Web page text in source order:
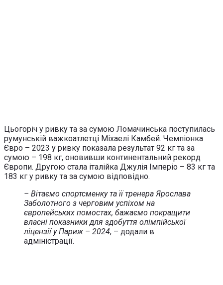
Цьогоріч у ривку та за сумою Ломачинська поступилась
румунській важкоатлетці Міхаелі Камбей. Чемпіонка
Євро – 2023 у ривку показала результат 92 кг та за
сумою – 198 кг, оновивши континентальний рекорд
Європи. Другою стала італійка Джулія Імперіо – 83 кг та
183 кг у ривку та за сумою відповідно.
– Вітаємо спортсменку та її тренера Ярослава
Заболотного з черговим успіхом на
європейських помостах, бажаємо покращити
власні показники для здобуття олімпійської
ліцензії у Париж – 2024, – додали в
адміністрації.